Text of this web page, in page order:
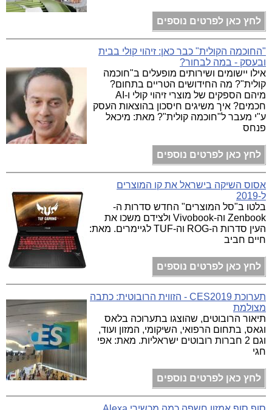
לחץ כאן לפרטים נוספים
"החוכמה הקולית" כבר כאן: זיהוי קולי בבית
ובעסק - במה לבחור?
אילו יישומים ושירותים מופעלים ב"חוכמה
קולית"? מה החידושים הטריים בתחום?
מיהם הספקים של מוצרי זיהוי קולי ו-AI
חכמים? איך משיגים חיסכון בהוצאות העסק
ע"י מעבר ל"חוכמה קולית"? מאת: מיכאל
פנחס
לחץ כאן לפרטים נוספים
אסוס השיקה בישראל את קו המוצרים
ל-2019
בלטו ב"סל המוצרים" החדש סדרות ה-
Zenbook וה-Vivobook ולצידם משכו את
העין סדרות ה-ROG וה-TUF לגיימרים. מאת:
חיים חביב
לחץ כאן לפרטים נוספים
תערוכת CES2019 - הזווית הרובוטית: כתבה
מצולמת
תיאור הרובוטים, שהוצגו בתערוכה בלאס
וגאס, בתחום הרפואי, השיקומי, המזון ועוד,
וגם 2 חברות רובוטים ישראליות. מאת: אפי
חגי
לחץ כאן לפרטים נוספים